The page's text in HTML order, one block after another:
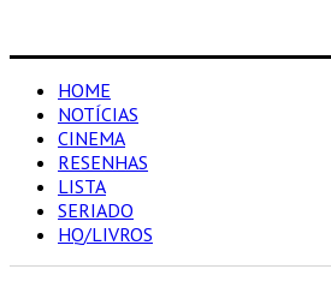
HOME
NOTÍCIAS
CINEMA
RESENHAS
LISTA
SERIADO
HQ/LIVROS